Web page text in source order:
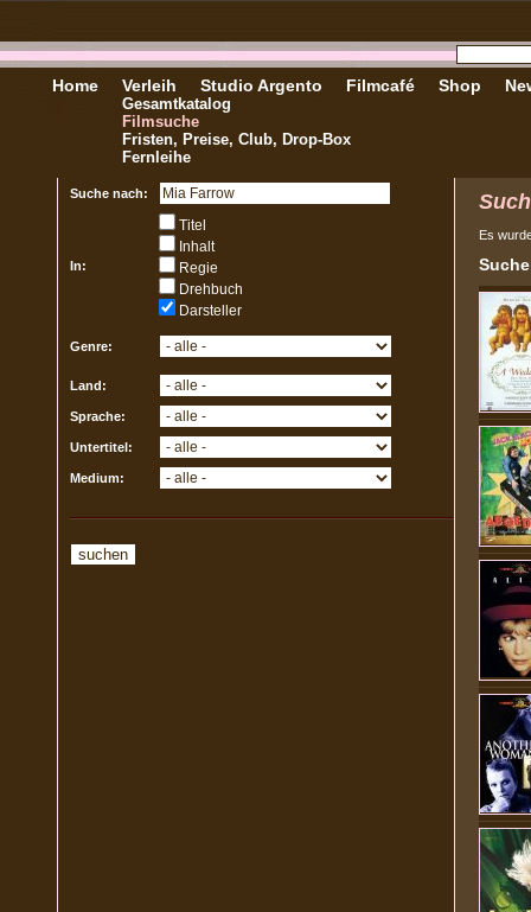
Home Verleih
Gesamtkatalog
Filmsuche
Fristen, Preise, Club, Drop-Box
Fernleihe
Studio Argento Filmcafé Shop
Suche nach:
In:
Titel
Inhalt
Regie
Drehbuch
Darsteller
Genre:
Land:
Sprache:
Untertitel:
Medium:
Es